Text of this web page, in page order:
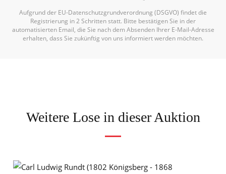
Aufgrund der EU-Datenschutzgrundverordnung (DSGVO) findet die
Registrierung in 2 Schritten statt. Bitte bestätigen Sie in der
automatisierten Email, die Sie nach dem Absenden Ihrer E-Mail-Adresse
erhalten, dass Sie zukünftig von uns informiert werden möchten.
Weitere Lose in dieser Auktion